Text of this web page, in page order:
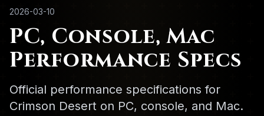
2026-03-10
PC, Console, Mac
Performance Specs
Official performance specifications for
Crimson Desert on PC, console, and Mac.